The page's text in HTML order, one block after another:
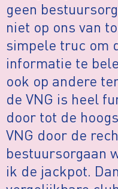
geen
niet op ons van
simpele truc om
informatie te
ook op andere
de VNG is heel
door tot de
VNG door de
bestuursorgaan
ik de jackpot.